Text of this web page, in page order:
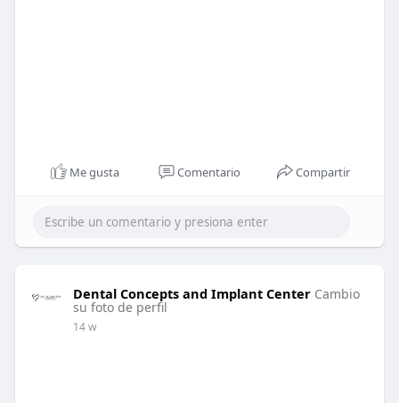
Me gusta Comentario Compartir
Dental Concepts and Implant Center Cambio
su foto de perfil
14 w